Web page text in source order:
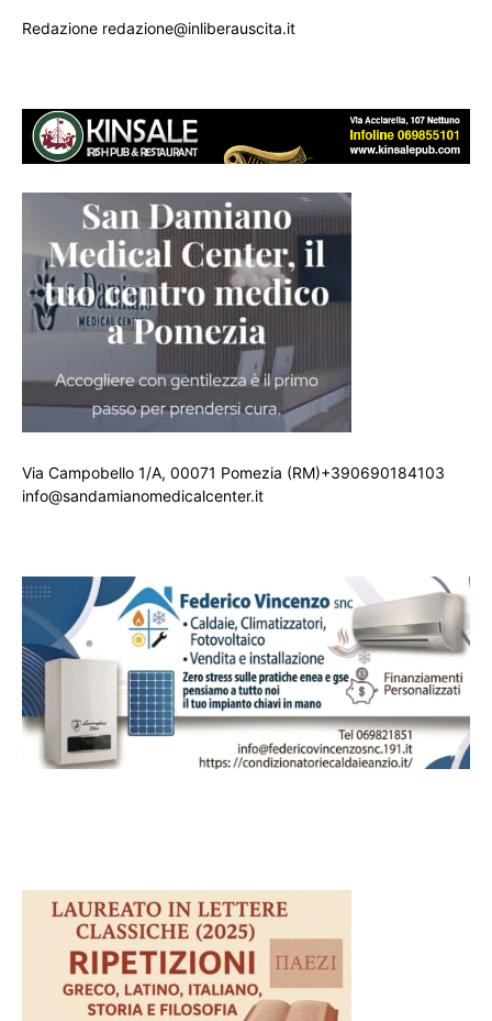
Redazione redazione@inliberauscita.it
Via Campobello 1/A, 00071 Pomezia (RM)+390690184103
info@sandamianomedicalcenter.it